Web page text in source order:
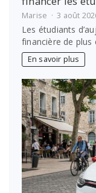
Marise 3 août
Les étudiants
financière de plus
En savoir plus